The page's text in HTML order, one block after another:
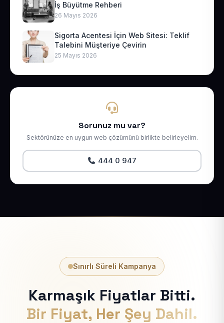
İş Büyütme Rehberi
26 Mayıs 2026
Sigorta Acentesi İçin Web Sitesi: Teklif
Talebini Müşteriye Çevirin
25 Mayıs 2026
Sorunuz mu var?
Sektörünüze en uygun web çözümünü birlikte belirleyelim.
444 0 947
Sınırlı Süreli Kampanya
Karmaşık Fiyatlar Bitti.
Bir Fiyat, Her Şey Dahil.